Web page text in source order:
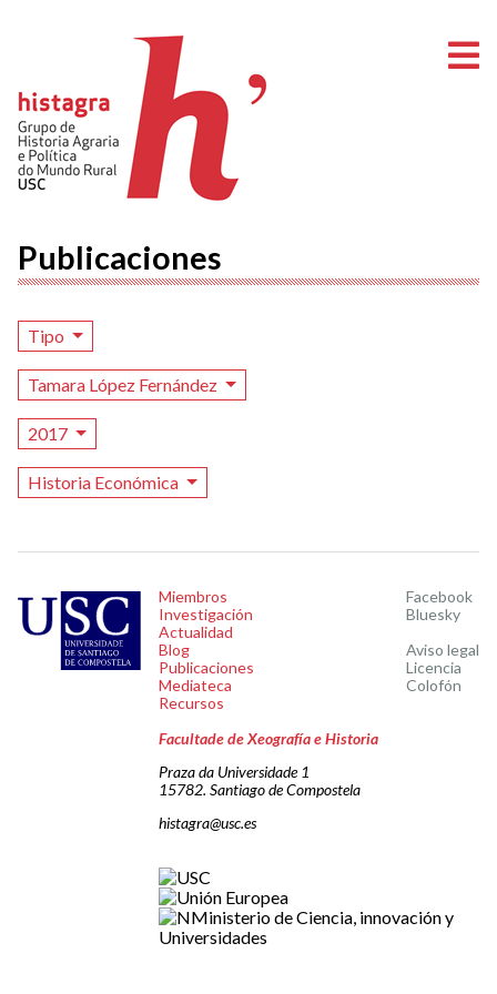
Publicaciones
Tipo
Tamara López Fernández
2017
Historia Económica
Miembros
Investigación
Actualidad
Blog
Publicaciones
Mediateca
Recursos
Facebook
Bluesky
Aviso legal
Licencia
Colofón
Facultade de Xeografía e Historia
Praza da Universidade 1
15782. Santiago de Compostela
histagra@usc.es